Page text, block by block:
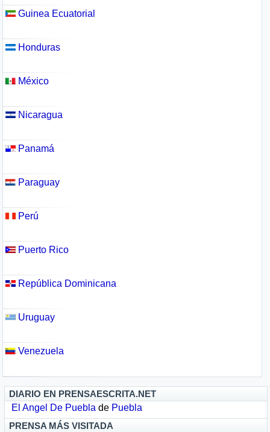
Guinea Ecuatorial
Honduras
México
Nicaragua
Panamá
Paraguay
Perú
Puerto Rico
República Dominicana
Uruguay
Venezuela
DIARIO EN PRENSAESCRITA.NET
El Angel De Pueblade Puebla
PRENSA MÁS VISITADA